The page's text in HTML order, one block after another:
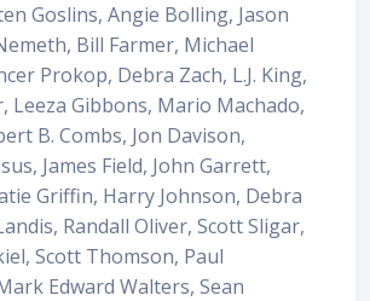
Goslins, Angie Bolling, Jason
Bill Farmer, Michael
Prokop, Debra Zach, L.J. King,
Leeza Gibbons, Mario Machado,
B. Combs, Jon Davison,
James Field, John Garrett,
Griffin, Harry Johnson, Debra
Randall Oliver, Scott Sligar,
Scott Thomson, Paul
Edward Walters, Sean